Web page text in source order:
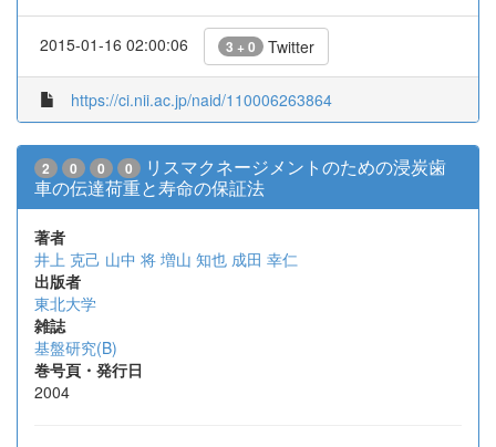
2015-01-16 02:00:06 3 + 0 Twitter
https://ci.nii.ac.jp/naid/110006263864
2 0 0 0
リスマクネージメントのための浸炭歯
車の伝達荷重と寿命の保証法
著者
井上 克己 山中 将 増山 知也 成田 幸仁
出版者
東北大学
雑誌
基盤研究(B)
巻号頁・発行日
2004